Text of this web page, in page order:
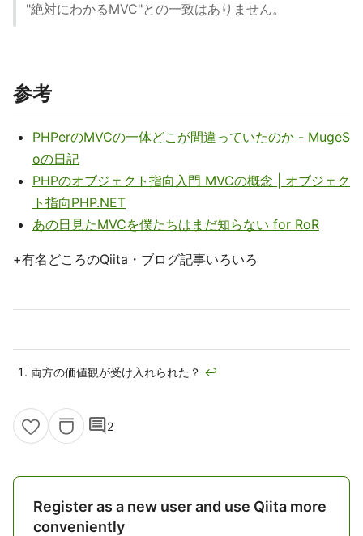
"絶対にわかるMVC"との一致はありません。
参考
PHPerのMVCの一体どこが間違っていたのか - MugeS
oの日記
PHPのオブジェクト指向入門 MVCの概念 | オブジェク
ト指向PHP.NET
あの日見たMVCを僕たちはまだ知らない for RoR
+有名どころのQiita・ブログ記事いろいろ
両方の価値観が受け入れられた？ ↩
comment2
Register as a new user and use Qiita more
conveniently